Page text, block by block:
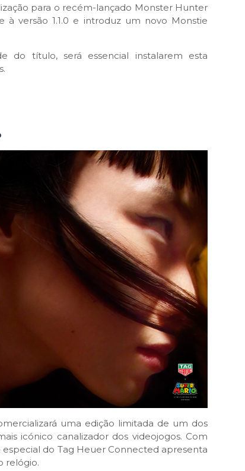
para o recém-lançado Monster Hunter
à versão 1.1.0 e introduz um novo Monstie
do título, será essencial instalarem esta
uma edição limitada de um dos
icónico canalizador dos videojogos. Com
especial do Tag Heuer Connected apresenta
relógio.